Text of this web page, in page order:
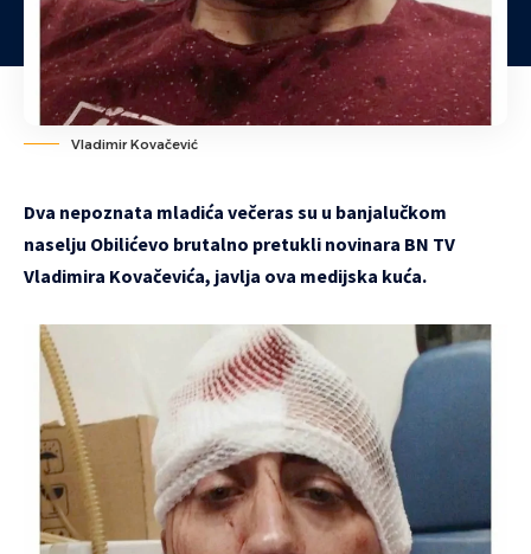
Vladimir Kovačević
Dva nepoznata mladića večeras su u banjalučkom
naselju Obilićevo brutalno pretukli novinara BN TV
Vladimira Kovačevića, javlja ova medijska kuća.